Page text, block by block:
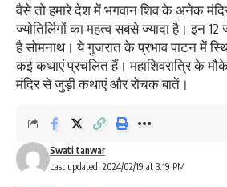
वैसे तो हमारे देश में भगवान शिव के अनेक
ज्योतिर्लिगों का महत्व सबसे ज्यादा है। इन 12
है सोमनाथ। ये गुजरात के प्रभाव पाटन में
कई कथाएं प्रचलित हैं। महाशिवरात्रि के
मंदिर से जुड़ी कथाएं और रोचक बातें।
Last updated: 2024/02/19 at 3:19 PM
Swati tanwar